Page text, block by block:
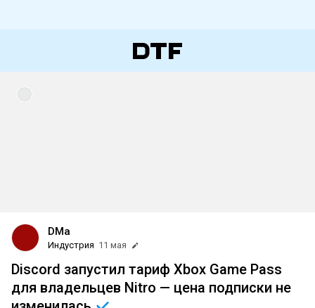
DMa
Индустрия 11 мая
Discord запустил тариф Xbox Game Pass
для владельцев Nitro — цена подписки не